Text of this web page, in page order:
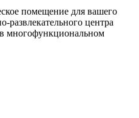
помещение для вашего
развлекательного центра
многофункциональном